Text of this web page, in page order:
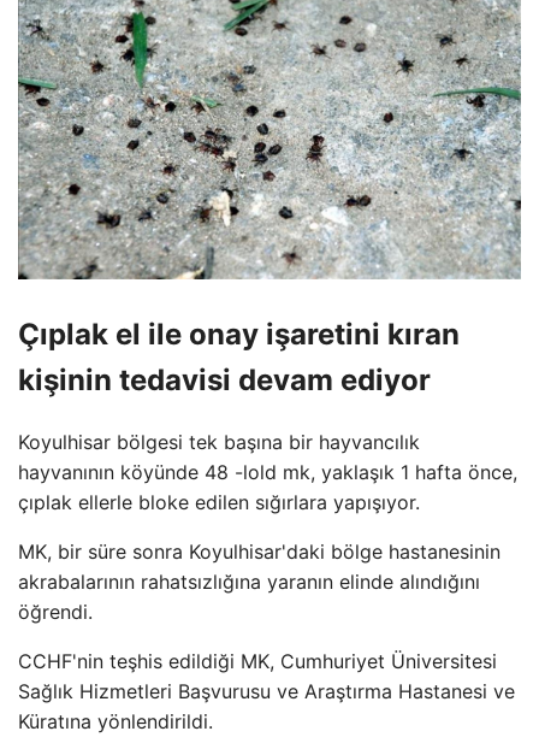
Çıplak el ile onay işaretini kıran
kişinin tedavisi devam ediyor
Koyulhisar bölgesi tek başına bir hayvancılık
hayvanının köyünde 48 -lold mk, yaklaşık 1 hafta önce,
çıplak ellerle bloke edilen sığırlara yapışıyor.
MK, bir süre sonra Koyulhisar'daki bölge hastanesinin
akrabalarının rahatsızlığına yaranın elinde alındığını
öğrendi.
CCHF'nin teşhis edildiği MK, Cumhuriyet Üniversitesi
Sağlık Hizmetleri Başvurusu ve Araştırma Hastanesi ve
Küratına yönlendirildi.